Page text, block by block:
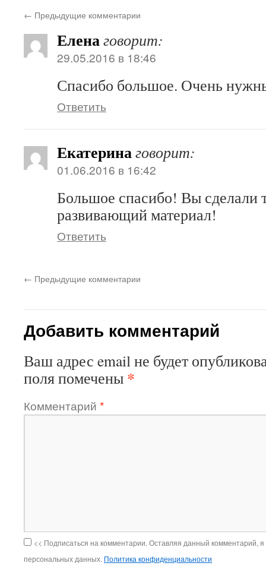
← Предыдущие комментарии
Еленаговорит:
29.05.2016 в 18:46
Спасибо большое. Очень
Ответить
Екатеринаговорит:
01.06.2016 в 16:42
Большое спасибо! Вы сделали
развивающий материал!
Ответить
← Предыдущие комментарии
Добавить комментарий
Ваш адрес email не будет
поля помечены *
Комментарий *
<< Подписаться на комментарии. Оставляя данный комментарий,
персональных данных. Политика конфиденциальности